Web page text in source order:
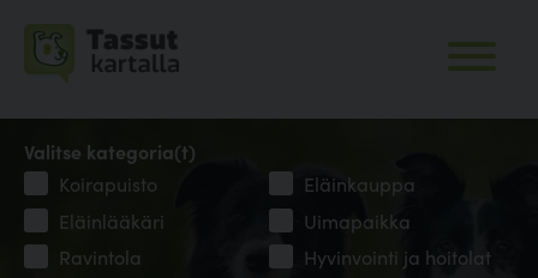
Valitse kategoria(t)
Koirapuisto
Eläinkauppa
Eläinlääkäri
Uimapaikka
Ravintola
Hyvinvointi ja hoitolat